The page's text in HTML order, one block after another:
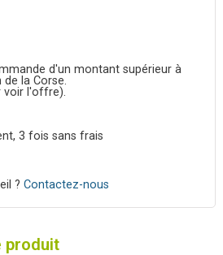
d'un montant supérieur à
de la Corse.
voir l'offre).
3 fois sans frais
? Contactez-nous
produit